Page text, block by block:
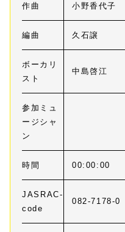
作曲 小野香代子
編曲 久石譲
ボーカリ
スト
中島啓江
参加ミュ
ージシャ
ン
時間 00:00:00
JASRAC-
code
082-7178-0